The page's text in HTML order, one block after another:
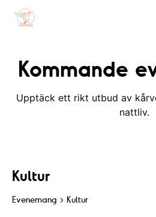
Kommande
Upptäck ett rikt utbud av
nattliv.
Kultur
Evenemang Kultur